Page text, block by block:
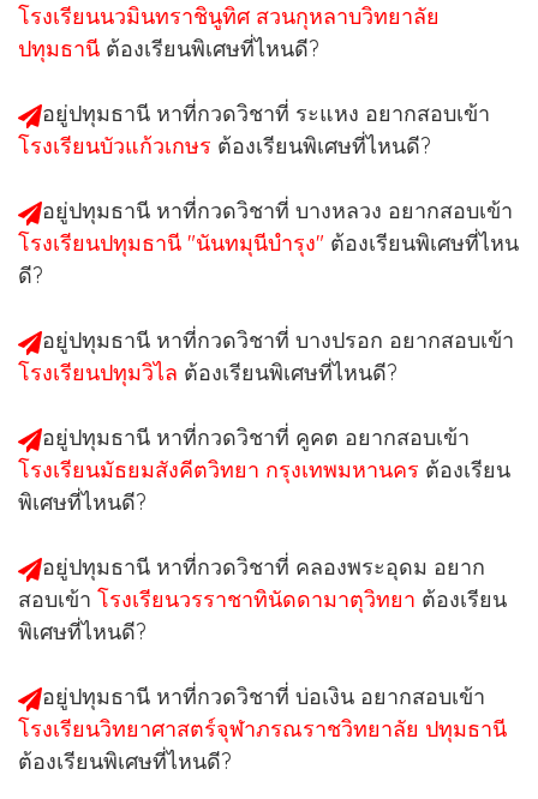
โรงเรียนนวมินทราชินูทิศ สวนกุหลาบวิทยาลัย
ปทุมธานี ต้องเรียนพิเศษที่ไหนดี?
อยู่ปทุมธานี หาที่กวดวิชาที่ ระแหง อยากสอบเข้า
โรงเรียนบัวแก้วเกษร ต้องเรียนพิเศษที่ไหนดี?
อยู่ปทุมธานี หาที่กวดวิชาที่ บางหลวง อยากสอบเข้า
โรงเรียนปทุมธานี "นันทมุนีบำรุง" ต้องเรียนพิเศษที่ไหน
ดี?
อยู่ปทุมธานี หาที่กวดวิชาที่ บางปรอก อยากสอบเข้า
โรงเรียนปทุมวิไล ต้องเรียนพิเศษที่ไหนดี?
อยู่ปทุมธานี หาที่กวดวิชาที่ คูคต อยากสอบเข้า
โรงเรียนมัธยมสังคีตวิทยา กรุงเทพมหานคร ต้องเรียน
พิเศษที่ไหนดี?
อยู่ปทุมธานี หาที่กวดวิชาที่ คลองพระอุดม อยาก
สอบเข้า โรงเรียนวรราชาทินัดดามาตุวิทยา ต้องเรียน
พิเศษที่ไหนดี?
อยู่ปทุมธานี หาที่กวดวิชาที่ บ่อเงิน อยากสอบเข้า
โรงเรียนวิทยาศาสตร์จุฬาภรณราชวิทยาลัย ปทุมธานี
ต้องเรียนพิเศษที่ไหนดี?